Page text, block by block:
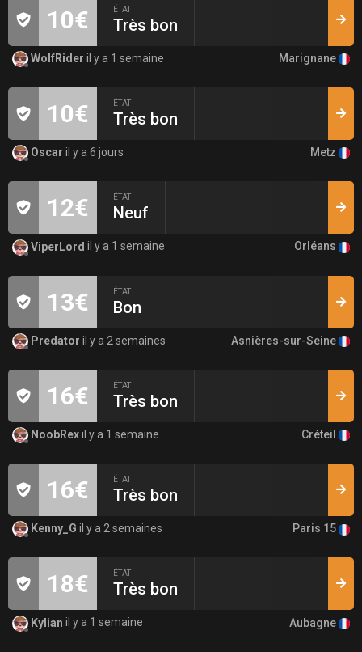
10€ ÉTAT
Très bon
WolfRider il y a 1 semaine Marignane
10€ ÉTAT
Très bon
Oscar il y a 6 jours Metz
12€ ÉTAT
Neuf
ViperLord il y a 1 semaine Orléans
13€ ÉTAT
Bon
Predator il y a 2 semaines Asnières-sur-Seine
16€ ÉTAT
Très bon
NoobRexil y a 1 semaine Créteil
16€ ÉTAT
Très bon
Kenny_G il y a 2 semaines Paris 15
18€ ÉTAT
Très bon
Kylian il y a 1 semaine Aubagne